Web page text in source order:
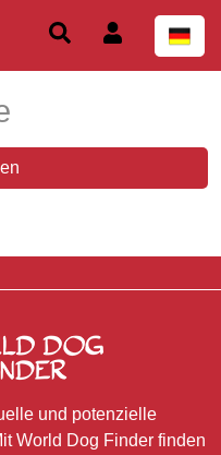
und potenzielle
World Dog Finder finden